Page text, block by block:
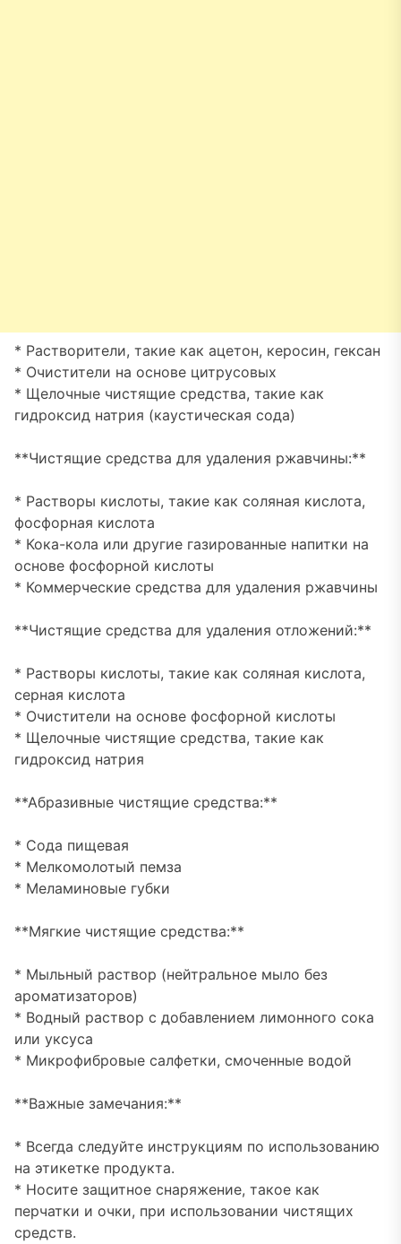
* Растворители, такие как ацетон, керосин, гексан
* Очистители на основе цитрусовых
* Щелочные чистящие средства, такие как
гидроксид натрия (каустическая сода)
**Чистящие средства для удаления ржавчины:**
* Растворы кислоты, такие как соляная кислота,
фосфорная кислота
* Кока-кола или другие газированные напитки на
основе фосфорной кислоты
* Коммерческие средства для удаления ржавчины
**Чистящие средства для удаления отложений:**
* Растворы кислоты, такие как соляная кислота,
серная кислота
* Очистители на основе фосфорной кислоты
* Щелочные чистящие средства, такие как
гидроксид натрия
**Абразивные чистящие средства:**
* Сода пищевая
* Мелкомолотый пемза
* Меламиновые губки
**Мягкие чистящие средства:**
* Мыльный раствор (нейтральное мыло без
ароматизаторов)
* Водный раствор с добавлением лимонного сока
или уксуса
* Микрофибровые салфетки, смоченные водой
**Важные замечания:**
* Всегда следуйте инструкциям по использованию
на этикетке продукта.
* Носите защитное снаряжение, такое как
перчатки и очки, при использовании чистящих
средств.